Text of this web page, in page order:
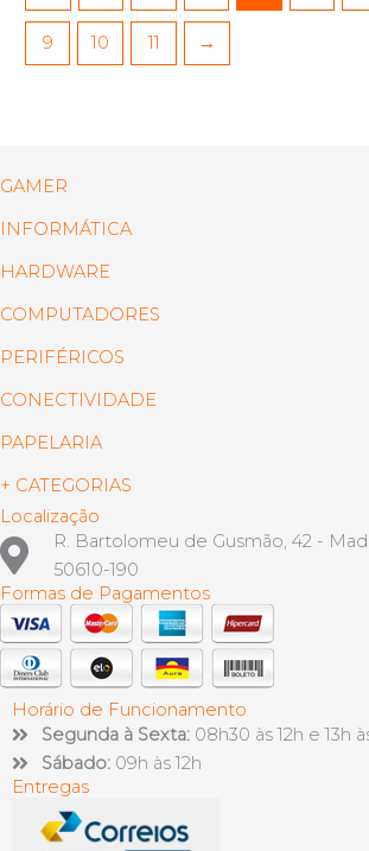
9 10 11 →
GAMER
INFORMÁTICA
HARDWARE
COMPUTADORES
PERIFÉRICOS
CONECTIVIDADE
PAPELARIA
+ CATEGORIAS
Localização
R. Bartolomeu de Gusmão, 42 -
50610-190
Formas de Pagamentos
Horário de Funcionamento
Segunda à Sexta: 08h30 às 12h e 13h
Sábado: 09h às 12h
Entregas